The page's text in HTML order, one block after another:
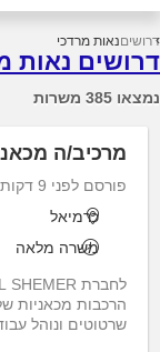
דרושיםנאות מרדכי
דרושים נאות
נמצאו 385 משרות
מרכיב/ה מכאני/ת
פורסם לפני 9 דקות
כרמיאל
משרה מלאה
הרכבות מכאניות
שרטוטים ונוהל